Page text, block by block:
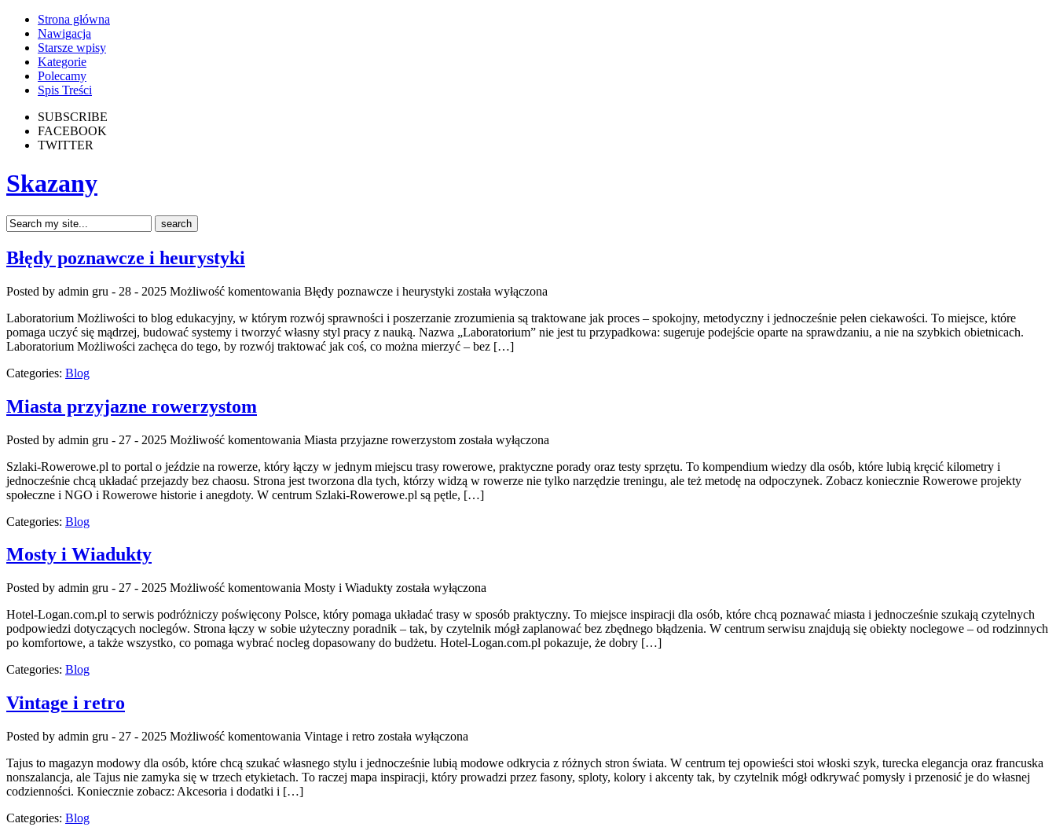
Strona główna
Nawigacja
Starsze wpisy
Kategorie
Polecamy
Spis Treści
SUBSCRIBE
FACEBOOK
TWITTER
Skazany
Błędy poznawcze i heurystyki
Posted by admin gru - 28 - 2025 Możliwość komentowania Błędy poznawcze i heurystyki została wyłączona
Laboratorium Możliwości to blog edukacyjny, w którym rozwój sprawności i poszerzanie zrozumienia są traktowane jak proces – spokojny, metodyczny i jednocześnie pełen ciekawości. To miejsce, które
pomaga uczyć się mądrzej, budować systemy i tworzyć własny styl pracy z nauką. Nazwa „Laboratorium” nie jest tu przypadkowa: sugeruje podejście oparte na sprawdzaniu, a nie na szybkich obietnicach.
Laboratorium Możliwości zachęca do tego, by rozwój traktować jak coś, co można mierzyć – bez […]
Categories: Blog
Miasta przyjazne rowerzystom
Posted by admin gru - 27 - 2025 Możliwość komentowania Miasta przyjazne rowerzystom została wyłączona
Szlaki-Rowerowe.pl to portal o jeździe na rowerze, który łączy w jednym miejscu trasy rowerowe, praktyczne porady oraz testy sprzętu. To kompendium wiedzy dla osób, które lubią kręcić kilometry i
jednocześnie chcą układać przejazdy bez chaosu. Strona jest tworzona dla tych, którzy widzą w rowerze nie tylko narzędzie treningu, ale też metodę na odpoczynek. Zobacz koniecznie Rowerowe projekty
społeczne i NGO i Rowerowe historie i anegdoty. W centrum Szlaki-Rowerowe.pl są pętle, […]
Categories: Blog
Mosty i Wiadukty
Posted by admin gru - 27 - 2025 Możliwość komentowania Mosty i Wiadukty została wyłączona
Hotel-Logan.com.pl to serwis podróżniczy poświęcony Polsce, który pomaga układać trasy w sposób praktyczny. To miejsce inspiracji dla osób, które chcą poznawać miasta i jednocześnie szukają czytelnych
podpowiedzi dotyczących noclegów. Strona łączy w sobie użyteczny poradnik – tak, by czytelnik mógł zaplanować bez zbędnego błądzenia. W centrum serwisu znajdują się obiekty noclegowe – od rodzinnych
po komfortowe, a także wszystko, co pomaga wybrać nocleg dopasowany do budżetu. Hotel-Logan.com.pl pokazuje, że dobry […]
Categories: Blog
Vintage i retro
Posted by admin gru - 27 - 2025 Możliwość komentowania Vintage i retro została wyłączona
Tajus to magazyn modowy dla osób, które chcą szukać własnego stylu i jednocześnie lubią modowe odkrycia z różnych stron świata. W centrum tej opowieści stoi włoski szyk, turecka elegancja oraz francuska
nonszalancja, ale Tajus nie zamyka się w trzech etykietach. To raczej mapa inspiracji, który prowadzi przez fasony, sploty, kolory i akcenty tak, by czytelnik mógł odkrywać pomysły i przenosić je do własnej
codzienności. Koniecznie zobacz: Akcesoria i dodatki i […]
Categories: Blog